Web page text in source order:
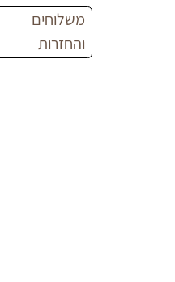
משלוחים
והחזרות